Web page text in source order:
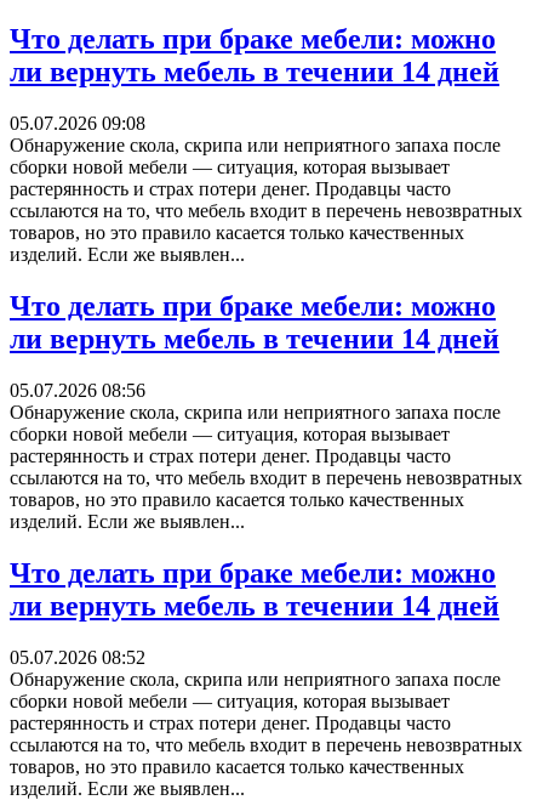
Что делать при браке мебели: можно
ли вернуть мебель в течении 14 дней
05.07.2026 09:08
Обнаружение скола, скрипа или неприятного запаха после
сборки новой мебели — ситуация, которая вызывает
растерянность и страх потери денег. Продавцы часто
ссылаются на то, что мебель входит в перечень невозвратных
товаров, но это правило касается только качественных
изделий. Если же выявлен...
Что делать при браке мебели: можно
ли вернуть мебель в течении 14 дней
05.07.2026 08:56
Обнаружение скола, скрипа или неприятного запаха после
сборки новой мебели — ситуация, которая вызывает
растерянность и страх потери денег. Продавцы часто
ссылаются на то, что мебель входит в перечень невозвратных
товаров, но это правило касается только качественных
изделий. Если же выявлен...
Что делать при браке мебели: можно
ли вернуть мебель в течении 14 дней
05.07.2026 08:52
Обнаружение скола, скрипа или неприятного запаха после
сборки новой мебели — ситуация, которая вызывает
растерянность и страх потери денег. Продавцы часто
ссылаются на то, что мебель входит в перечень невозвратных
товаров, но это правило касается только качественных
изделий. Если же выявлен...